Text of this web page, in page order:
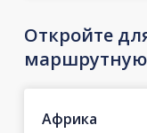
Откройте
маршрутную
Африка